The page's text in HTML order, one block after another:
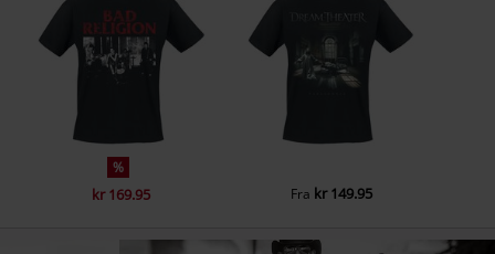
%
kr 169.95 Fra kr 149.95